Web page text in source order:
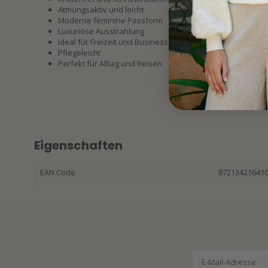
Atmungsaktiv und leicht
Moderne feminine Passform
Luxuriöse Ausstrahlung
Ideal für Freizeit und Business
Pflegeleicht
Perfekt für Alltag und Reisen
Eigenschaften
EAN Code